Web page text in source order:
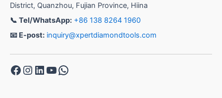
District, Quanzhou, Fujian Province, Hiina
📞 Tel/WhatsApp: +86 138 8264 1960
📧 E-post: inquiry@xpertdiamondtools.com
Facebook
Instagram
LinkedIn
YouTube
WhatsApp